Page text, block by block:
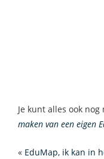
Je kunt alles ook
maken van een eigen
« EduMap, ik kan in